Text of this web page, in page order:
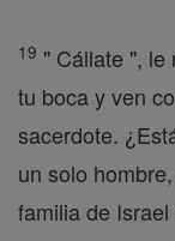
19 " Cállate ", le
tu boca y ven
sacerdote.
un solo
familia de Israel